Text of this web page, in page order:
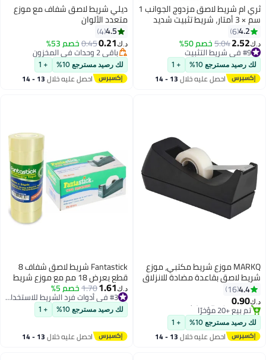
ثري ام شريط لاصق مزدوج الجوانب 1
سم × 3 أمتار، شريط تثبيت شديد
شرائط شريط من إسفنج
إيثيلين قابلة للإزالة، شريط
قوي مقاوم للماء ولا يسبب
لطلاء الحائط وتعليق الصور
(قطعتان)
4.2
6
2.52
5.04خصم 50% #9 في شريط التثبيت
بتخلّص بسرعة
#9 في شريط التثبيت
رصيد مسترجع 10% + 1
احصل عليه خلال 13 - 14
اغسطس
ديلي شريط لاصق شفاف مع موزع
متعدد الألوان
4.5
4
0.21
0.45خصم 53% باقي 2 وحدات في المخزون
تم بيع +20 مؤخرًا
باقي 2 وحدات في المخزون
لك رصيد مسترجع 10% + 1
احصل عليه خلال 13 - 14
اغسطس
MARKQ موزع شريط مكتبي، موزع
لاصق بقاعدة مضادة للانزلاق
والمنزل والمكتب 4.4
16
0.90
أقل سعر في 7 يوم
تم بيع +20 مؤخرًا
#2 في أدوات فرد الشريط للاستخدام المكتبي
رصيد مسترجع 10% + 1
احصل عليه خلال 13 - 14
Fantastick شريط لاصق شفاف 8
قطع بعرض 18 مم مع موزع شريط
1.61
1.70خصم 5%
#3 في أدوات فرد الشريط للاستخدام المكتبي
لك رصيد مسترجع 10% + 1
احصل عليه خلال 13 - 14